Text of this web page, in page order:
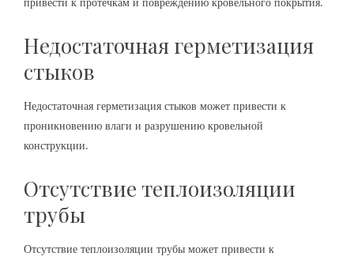
Недостаточная герметизация
стыков
Недостаточная герметизация стыков может привести к
проникновению влаги и разрушению кровельной
конструкции.
Отсутствие теплоизоляции
трубы
Отсутствие теплоизоляции трубы может привести к